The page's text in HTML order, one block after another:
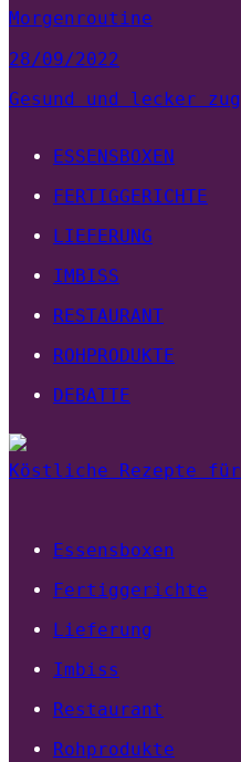
Morgenroutine
28/09/2022
Gesund und lecker
ESSENSBOXEN
FERTIGGERICHTE
LIEFERUNG
IMBISS
RESTAURANT
ROHPRODUKTE
DEBATTE
Köstliche Rezepte
Essensboxen
Fertiggerichte
Lieferung
Imbiss
Restaurant
Rohprodukte